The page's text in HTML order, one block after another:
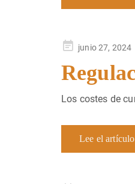
Publicado
junio 27, 2024
Los costes de
Lee el